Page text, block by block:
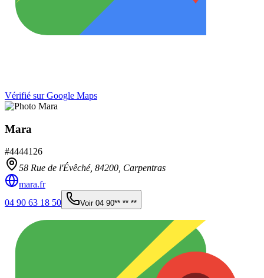
Vérifié sur Google Maps
Mara
#4444126
58 Rue de l'Évêché, 84200 Carpentras
mara.fr
04 90 63 18 50
Voir 04 90** ** **